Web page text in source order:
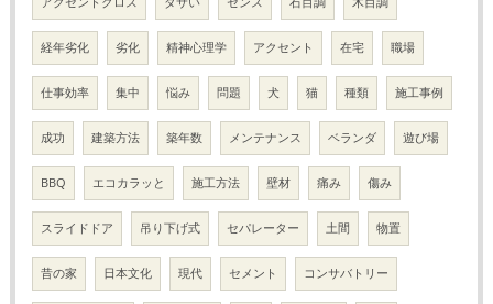
経年劣化 劣化 精神心理学 アクセント 在宅 職場
仕事効率 集中 悩み 問題 犬 猫 種類 施工事例
成功 建築方法 築年数 メンテナンス ベランダ 遊び場
BBQ エコカラッと 施工方法 壁材 痛み 傷み
スライドドア 吊り下げ式 セパレーター 土間 物置
昔の家 日本文化 現代 セメント コンサバトリー